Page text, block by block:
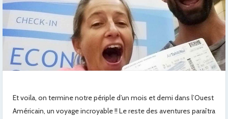
Et voila, on termine notre périple d’un mois et demi dans l’Ouest
Américain, un voyage incroyable !! Le reste des aventures paraîtra